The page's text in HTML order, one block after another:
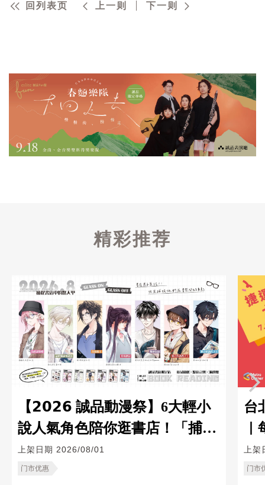
回列表页 上一则 下一则
精彩推荐
【𝟮𝟬𝟮𝟲 誠品動漫祭】6大輕小
說人氣角色陪你逛書店！「捕捉
書店中的路人甲」企劃登場
上架日期 2026/08/01
门市优惠
台
上
门市